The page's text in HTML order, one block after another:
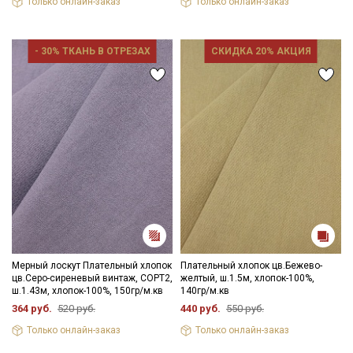
- 30% ТКАНЬ В ОТРЕЗАХ
Мерный лоскут Плательный хлопок
цв.Серо-сиреневый винтаж, СОРТ2,
ш.1.43м, хлопок-100%, 150гр/м.кв
364 руб. 520 руб.
Только онлайн-заказ
СКИДКА 20% АКЦИЯ
Плательный хлопок цв.Бежево-
желтый, ш.1.5м, хлопок-100%,
140гр/м.кв
440 руб. 550 руб.
Только онлайн-заказ
Секретная рассылка от Купава
Мы публикуем здесь дополнительные